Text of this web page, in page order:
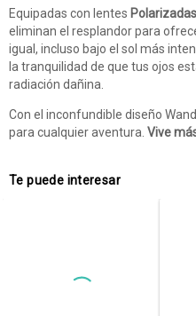
Equipadas con lentes Polarizadas
eliminan el resplandor para
igual, incluso bajo el sol más
la tranquilidad de que tus ojos
radiación dañina.
Con el inconfundible diseño
para cualquier aventura. Vive
Te puede interesar